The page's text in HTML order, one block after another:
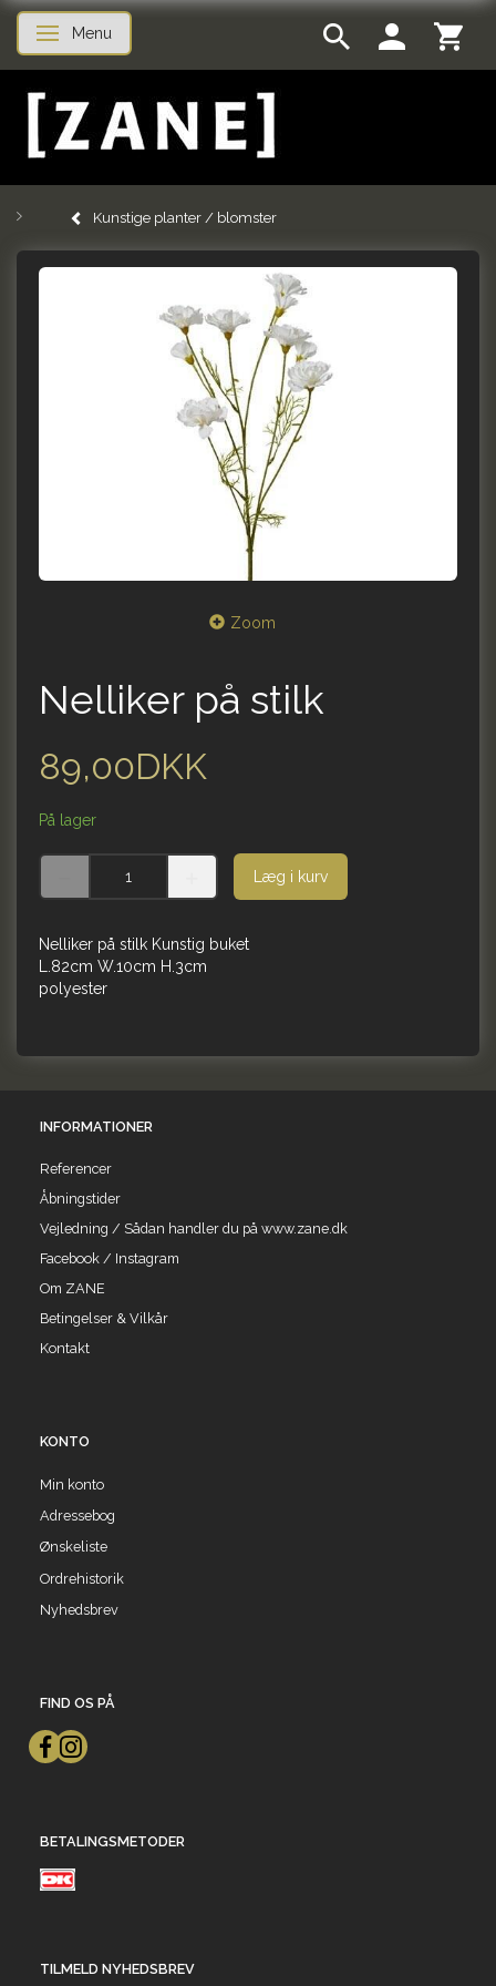
Skifte navigation
Menu
Kunstige planter / blomster
Zoom
Nelliker på stilk
89,00DKK
På lager
Læg i kurv
Nelliker på stilk Kunstig buket
L.82cm W.10cm H.3cm
polyester
INFORMATIONER
Referencer
Åbningstider
Vejledning / Sådan handler du på www.zane.dk
Facebook / Instagram
Om ZANE
Betingelser & Vilkår
Kontakt
KONTO
Min konto
Adressebog
Ønskeliste
Ordrehistorik
Nyhedsbrev
FIND OS PÅ
BETALINGSMETODER
TILMELD NYHEDSBREV